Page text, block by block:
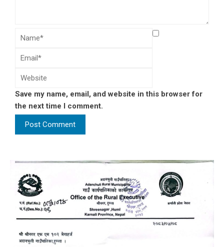
Save my name, email, and website in this browser for
the next time I comment.